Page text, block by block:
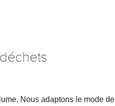
Nous adaptons le mode de